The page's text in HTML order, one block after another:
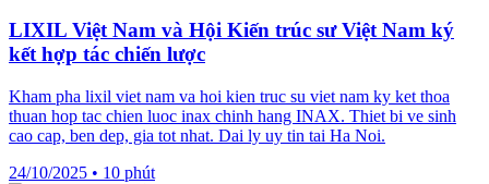
LIXIL Việt Nam và Hội Kiến trúc sư Việt Nam ký
kết hợp tác chiến lược
Kham pha lixil viet nam va hoi kien truc su viet nam ky ket thoa
thuan hop tac chien luoc inax chinh hang INAX. Thiet bi ve sinh
cao cap, ben dep, gia tot nhat. Dai ly uy tin tai Ha Noi.
24/10/2025 • 10 phút